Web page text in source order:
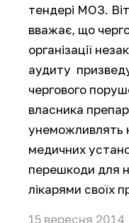
тендері МОЗ.
вважає, що
організації
аудиту
чергового
власника
унеможливлять
медичних
перешкоди для
лікарями своїх
15 вересня 2014